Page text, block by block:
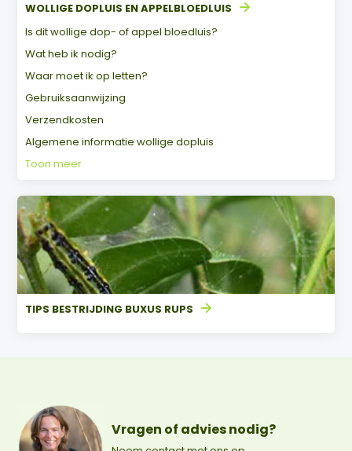
WOLLIGE DOPLUIS EN APPELBLOEDLUIS
Is dit wollige dop- of appel bloedluis?
Wat heb ik nodig?
Waar moet ik op letten?
Gebruiksaanwijzing
Verzendkosten
Algemene informatie wollige dopluis
Toon meer
TIPS BESTRIJDING BUXUS RUPS
Vragen of advies nodig?